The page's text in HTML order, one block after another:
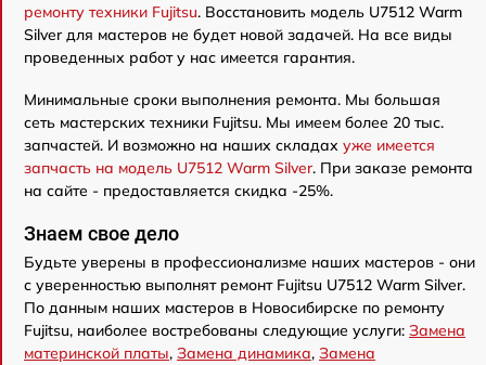
ремонту техники Fujitsu. Восстановить модель U7512 Warm
Silver для мастеров не будет новой задачей. На все виды
проведенных работ у нас имеется гарантия.
Минимальные сроки выполнения ремонта. Мы большая
сеть мастерских техники Fujitsu. Мы имеем более 20 тыс.
запчастей. И возможно на наших складах уже имеется
запчасть на модель U7512 Warm Silver. При заказе ремонта
на сайте - предоставляется скидка -25%.
Знаем свое дело
Будьте уверены в профессионализме наших мастеров - они
с уверенностью выполнят ремонт Fujitsu U7512 Warm Silver.
По данным наших мастеров в Новосибирске по ремонту
Fujitsu, наиболее востребованы следующие услуги: Замена
материнской платы, Замена динамика, Замена